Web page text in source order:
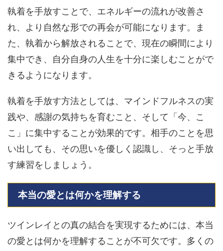
執着を手放すことで、エネルギーの流れが改善さ
れ、より自然な形での再会が可能になります。ま
た、執着から解放されることで、現在の瞬間により
集中でき、自分自身の人生を十分に楽しむことがで
きるようになります。
執着を手放す方法としては、マインドフルネスの実
践や、感謝の気持ちを育むこと、そして「今、こ
こ」に集中することが効果的です。相手のことを思
い出しても、その思いを優しく認識し、そっと手放
す練習をしましょう。
本当の愛とは何かを理解する
ツインレイとの真の結合を実現するためには、本当
の愛とは何かを理解することが不可欠です。多くの